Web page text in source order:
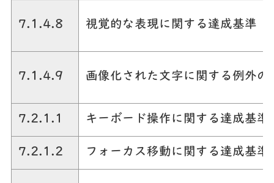
7.1.4.8 視覚的な表現に関する達成基準
7.1.4.9 画像化された文字に関する例外の
7.2.1.1 キーボード操作に関する達成基準
7.2.1.2 フォーカス移動に関する達成基準